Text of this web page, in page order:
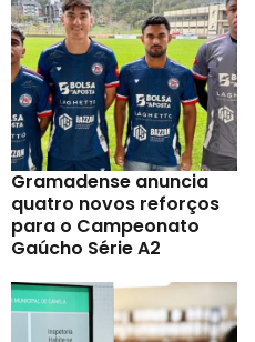
Gramadense anuncia
quatro novos reforços
para o Campeonato
Gaúcho Série A2